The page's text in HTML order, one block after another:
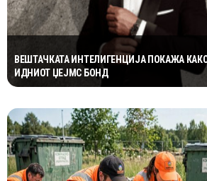
ВЕШТАЧКАТА ИНТЕЛИГЕНЦИЈА ПОКАЖА
ИДНИОТ ЏЕЈМС БОНД